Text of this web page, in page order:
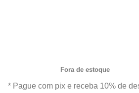
Fora de estoque
* Pague com pix e receba 10% de